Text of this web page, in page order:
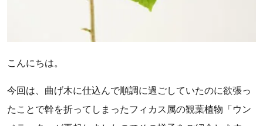
こんにちは。
今回は、曲げ木に仕込んで順調に過ごしていたのに欲張っ
たことで幹を折ってしまったフィカス属の観葉植物「ウン